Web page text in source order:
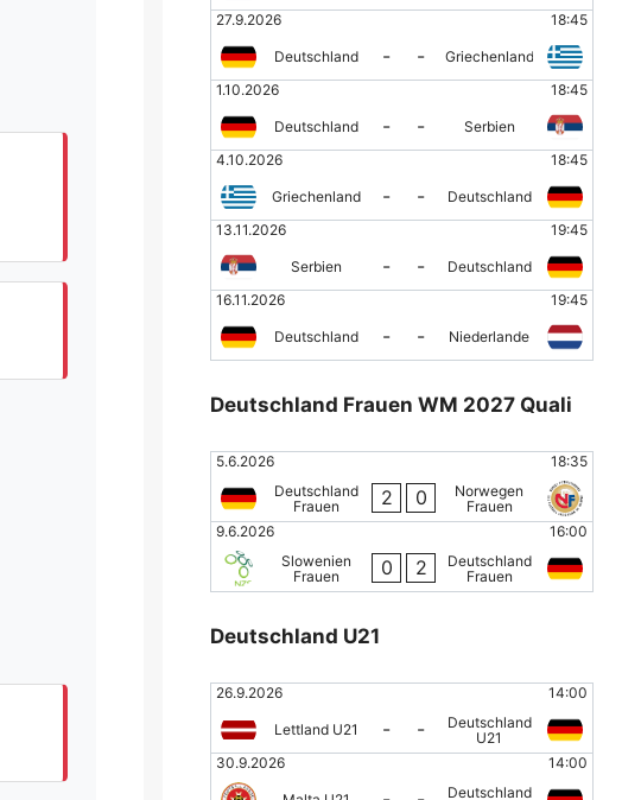
27.9.2026
18:45
Deutschland - -
Griechenland
1.10.2026
18:45
Deutschland - -
Serbien
4.10.2026
18:45
Griechenland - -
Deutschland
13.11.2026
19:45
Serbien - -
Deutschland
16.11.2026
19:45
Deutschland - - Niederlande
Deutschland Frauen WM 2027 Quali
5.6.2026
18:35
Deutschland
Frauen
2 0
Norwegen
Frauen
9.6.2026
16:00
Slowenien
Frauen
0 2
Deutschland
Frauen
Deutschland U21
26.9.2026 14:00
Lettland U21 - -
Deutschland
U21
30.9.2026
14:00
Deutschland